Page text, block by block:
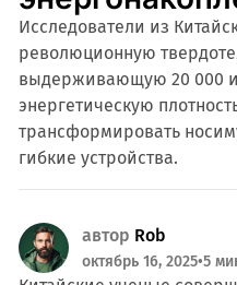
Исследователи из
революционную
выдерживающую 20 000
энергетическую
трансформировать
гибкие устройства.
автор Rob
октябрь 16, 2025•5